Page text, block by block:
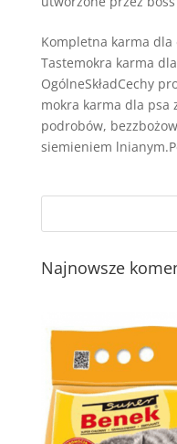
Kompletna karma dla
Tastemokra karma
OgólneSkładCechy
mokra karma dla psa
podrobów,
siemieniem
Najnowsze